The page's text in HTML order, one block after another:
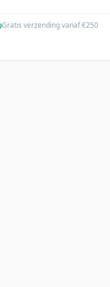
Gratis verzending vanaf €250